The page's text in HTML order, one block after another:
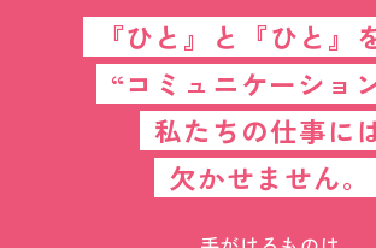
『ひと』と『ひと』
“コミュニケーショ
私たちの仕事に
欠かせません。